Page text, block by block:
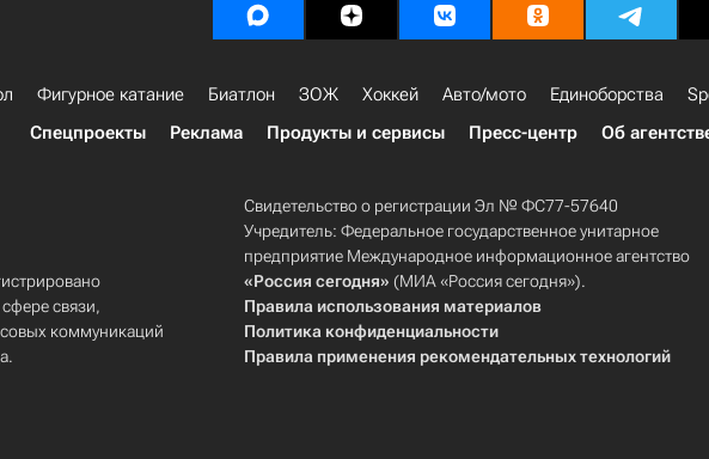
Фигурное катание Биатлон ЗОЖ Хоккей Авто/мото Единоборства
Спецпроекты
Реклама Продукты и сервисы Пресс-центр Об
связи,
коммуникаций
Свидетельство о регистрации Эл № ФС77-57640
Учредитель: Федеральное государственное унитарное
предприятие Международное информационное агентство
«Россия сегодня» (МИА «Россия сегодня»).
Правила использования материалов
Политика конфиденциальности
Правила применения рекомендательных технологий